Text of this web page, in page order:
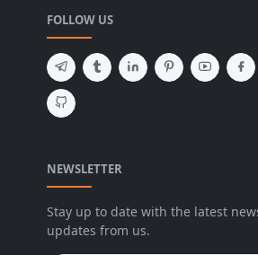
FOLLOW US
NEWSLETTER
Stay up to date with the latest
updates from us.